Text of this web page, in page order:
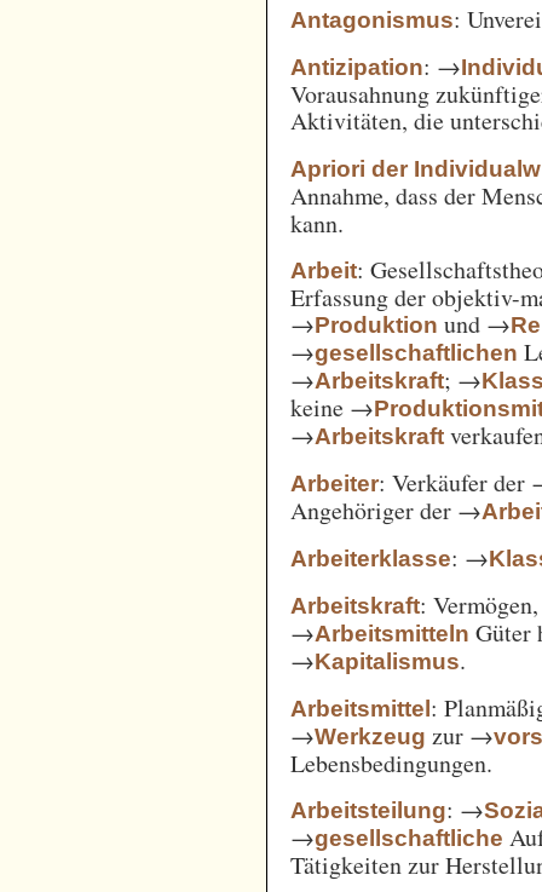
Antagonismus:
Antizipation: →
Vorausahnung
Aktivitäten, die
Apriori der
Annahme, dass der
kann.
Arbeit:
Erfassung der objektiv-
→Produktion und →
→gesellschaftlichen
→Arbeitskraft; →
keine →
→Arbeitskraft
Arbeiter: Verkäufer der
Angehöriger der →
Arbeiterklasse: →
Arbeitskraft:
→Arbeitsmitteln Güter
→Kapitalismus.
Arbeitsmittel:
→Werkzeug zur →
Lebensbedingungen.
Arbeitsteilung: →
→gesellschaftliche
Tätigkeiten zur